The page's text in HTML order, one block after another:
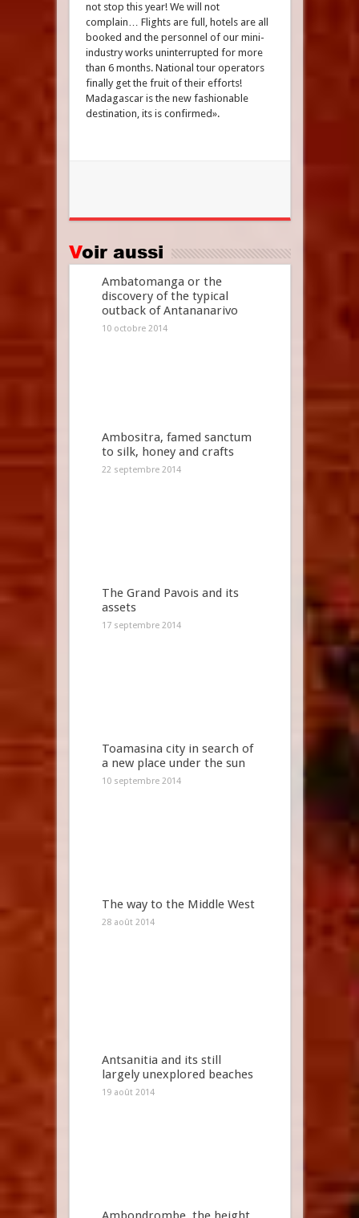
not stop this year! We will not
complain… Flights are full, hotels are all
booked and the personnel of our mini-
industry works uninterrupted for more
than 6 months. National tour operators
finally get the fruit of their efforts!
Madagascar is the new fashionable
destination, its is confirmed».
Voir aussi
Ambatomanga or the
discovery of the typical
outback of Antananarivo
10 octobre 2014
Ambositra, famed sanctum
to silk, honey and crafts
22 septembre 2014
The Grand Pavois and its
assets
17 septembre 2014
Toamasina city in search of
a new place under the sun
10 septembre 2014
The way to the Middle West
28 août 2014
Antsanitia and its still
largely unexplored beaches
19 août 2014